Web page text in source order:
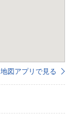
地図アプリで見る